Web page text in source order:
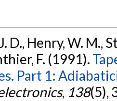
D., Henry, W. M.,
F. (1991).
Part 1:
, 138(5),